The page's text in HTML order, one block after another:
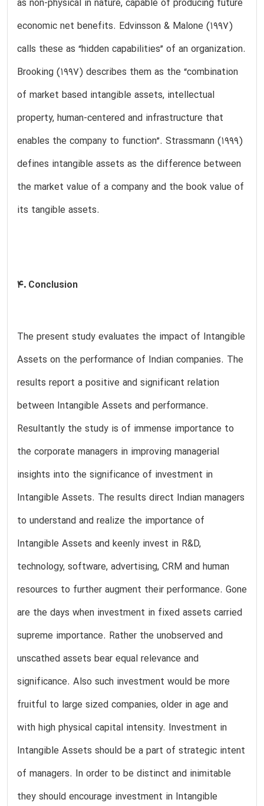
as non-physical in nature, capable of producing future
economic net benefits. Edvinsson & Malone (1997)
calls these as “hidden capabilities” of an organization.
Brooking (1997) describes them as the “combination
of market based intangible assets, intellectual
property, human-centered and infrastructure that
enables the company to function”. Strassmann (1999)
defines intangible assets as the difference between
the market value of a company and the book value of
its tangible assets.
4. Conclusion
The present study evaluates the impact of Intangible
Assets on the performance of Indian companies. The
results report a positive and significant relation
between Intangible Assets and performance.
Resultantly the study is of immense importance to
the corporate managers in improving managerial
insights into the significance of investment in
Intangible Assets. The results direct Indian managers
to understand and realize the importance of
Intangible Assets and keenly invest in R&D,
technology, software, advertising, CRM and human
resources to further augment their performance. Gone
are the days when investment in fixed assets carried
supreme importance. Rather the unobserved and
unscathed assets bear equal relevance and
significance. Also such investment would be more
fruitful to large sized companies, older in age and
with high physical capital intensity. Investment in
Intangible Assets should be a part of strategic intent
of managers. In order to be distinct and inimitable
they should encourage investment in Intangible